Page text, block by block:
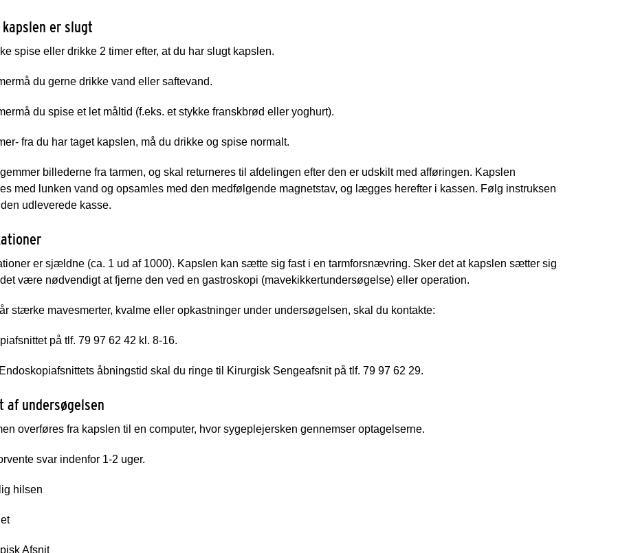
er slugt
spise eller drikke 2 timer efter, at du har slugt kapslen.
må du gerne drikke vand eller saftevand.
må du spise et let måltid (f.eks. et stykke franskbrød eller yoghurt).
- fra du har taget kapslen, må du drikke og spise normalt.
billederne fra tarmen, og skal returneres til afdelingen efter den er udskilt med afføringen. Kapslen
med lunken vand og opsamles med den medfølgende magnetstav, og lægges herefter i kassen. Følg instruksen
udleverede kasse.
er sjældne (ca. 1 ud af 1000). Kapslen kan sætte sig fast i en tarmforsnævring. Sker det at kapslen sætter sig
være nødvendigt at fjerne den ved en gastroskopi (mavekikkertundersøgelse) eller operation.
stærke mavesmerter, kvalme eller opkastninger under undersøgelsen, skal du kontakte:
på tlf. 79 97 62 42 kl. 8-16.
åbningstid skal du ringe til Kirurgisk Sengeafsnit på tlf. 79 97 62 29.
af undersøgelsen
overføres fra kapslen til en computer, hvor sygeplejersken gennemser optagelserne.
svar indenfor 1-2 uger.
hilsen
Afsnit